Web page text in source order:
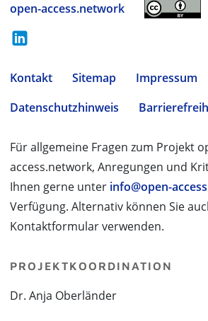
open-access.network
Kontakt Sitemap
Impressum
Datenschutzhinweis
Für allgemeine Fragen zum Projekt
access.network, Anregungen und
Ihnen gerne unter info@open-
Verfügung. Alternativ können Sie
Kontaktformular verwenden.
PROJEKTKOORDINATION
Dr. Anja Oberländer